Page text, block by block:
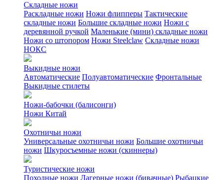
Складные ножи
Раскладные ножи Ножи флипперы Тактические
складные ножи Большие складные ножи Ножи с
деревянной ручкой Маленькие (мини) складные ножи
Ножи со штопором Ножи Steelclaw Складные ножи
НОКС
Выкидные ножи
Автоматические Полуавтоматические Фронтальные
Выкидные стилеты
Ножи-бабочки (балисонги)
Ножи Китай
Охотничьи ножи
Универсальные охотничьи ножи Большие охотничьи
ножи Шкуросъемные ножи (скиннеры)
Туристические ножи
Походные ножи Лагерные ножи (бивачные) Рыбацкие